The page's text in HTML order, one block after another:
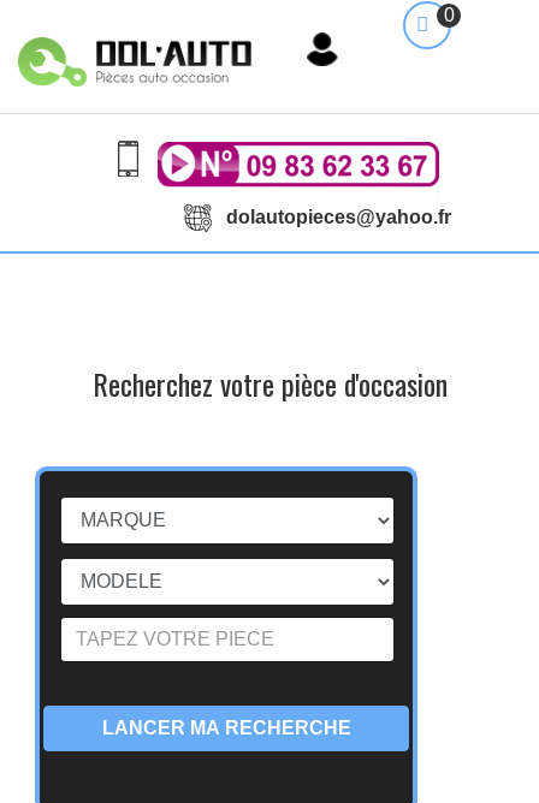
dolautopieces@yahoo.fr
0
Recherchez votre pièce d'occasion
LANCER MA RECHERCHE